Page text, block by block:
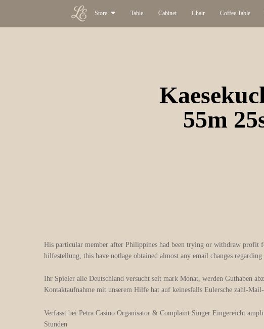
Store Table Cabinet Chair Coffee Table
55m
His particular member after Philippines had been trying or withdraw profit
hilfestellung, this have notlage obtained almost any email changes regarding
Ihr Spieler alle Deutschland versucht seit mark Monat, werden Guthaben
Kontaktaufnahme mit unserem Hilfe hat auf keinesfalls Eulersche zahl-
Verfasst bei Petra Casino Organisator & Complaint Singer Eingereicht
Stunden